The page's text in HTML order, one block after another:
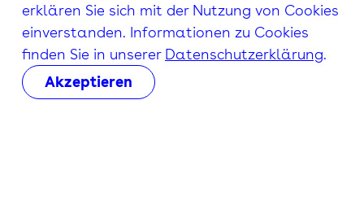
erklären Sie sich mit der Nutzung von Cookies
einverstanden. Informationen zu Cookies
finden Sie in unserer Datenschutzerklärung.
Akzeptieren